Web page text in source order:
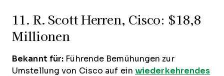
11. R. Scott Herren, Cisco: $18,8
Millionen
Bekannt für: Führende Bemühungen zur
Umstellung von Cisco auf ein wiederkehrendes